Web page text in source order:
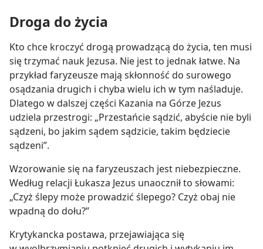
Droga do życia
Kto chce kroczyć drogą prowadzącą do życia, ten musi
się trzymać nauk Jezusa. Nie jest to jednak łatwe. Na
przykład faryzeusze mają skłonność do surowego
osądzania drugich i chyba wielu ich w tym naśladuje.
Dlatego w dalszej części Kazania na Górze Jezus
udziela przestrogi: „Przestańcie sądzić, abyście nie byli
sądzeni, bo jakim sądem sądzicie, takim będziecie
sądzeni”.
Wzorowanie się na faryzeuszach jest niebezpieczne.
Według relacji Łukasza Jezus unaocznił to słowami:
„Czyż ślepy może prowadzić ślepego? Czyż obaj nie
wpadną do dołu?”
Krytykancka postawa, przejawiająca się